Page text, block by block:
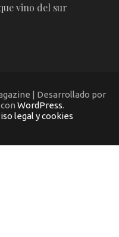
vino del sur
| Desarrollado por
WordPress.
legal y cookies